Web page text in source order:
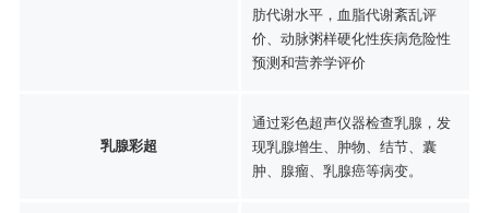
肪代谢水平，血脂代谢紊乱评
价、动脉粥样硬化性疾病危险性
预测和营养学评价
乳腺彩超
通过彩色超声仪器检查乳腺，发
现乳腺增生、肿物、结节、囊
肿、腺瘤、乳腺癌等病变。